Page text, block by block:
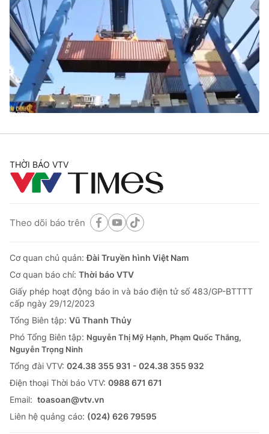
THỜI BÁO VTV
Theo dõi báo trên
Cơ quan chủ quản:Đài Truyền hình Việt Nam
Cơ quan báo chí: Thời báo VTV
Giấy phép hoạt động báo in và báo điện tử số 483/GP-BTTTT
cấp ngày 29/12/2023
Tổng Biên tập: Vũ Thanh Thủy
Phó Tổng Biên tập: Nguyễn Thị Mỹ Hạnh, Phạm Quốc Thắng,
Nguyễn Trọng Ninh
Tổng đài VTV: 024.38 355 931 - 024.38 355 932
Ðiện thoại Thời báo VTV: 0988 671 671
Email: toasoan@vtv.vn
Liên hệ quảng cáo: (024) 626 79595